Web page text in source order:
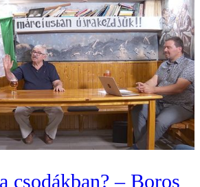
csodákban? – Boros